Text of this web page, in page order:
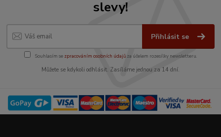
slevy!
Přihlásit se
Souhlasím se zpracováním osobních údajůza účelem rozesílky newsletteru.
Můžete se kdykoli odhlásit. Zasíláme jednou za 14 dní.